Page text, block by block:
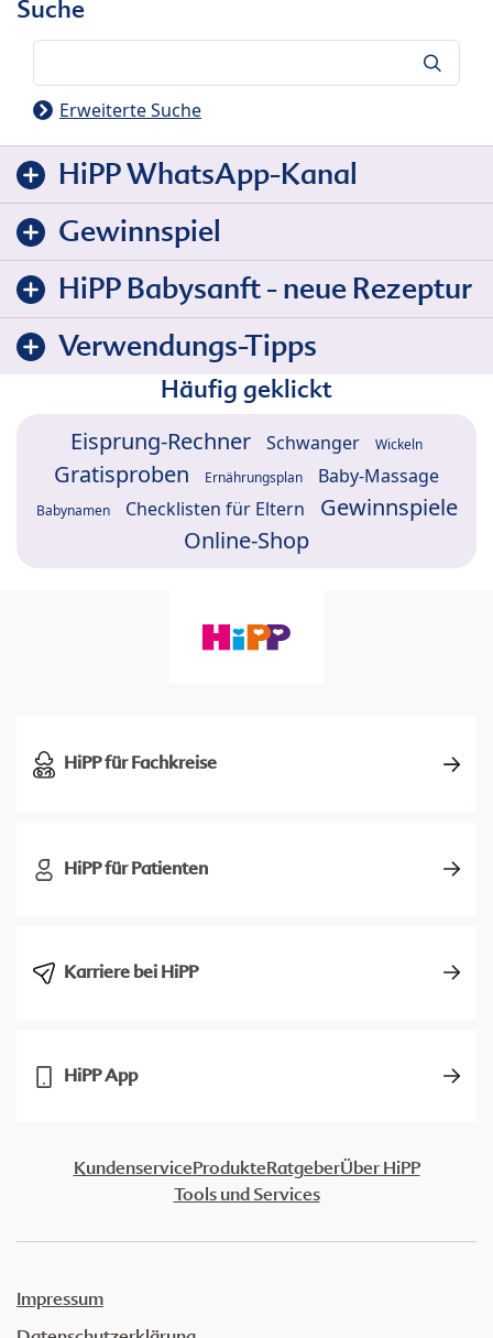
Suche
Erweiterte Suche
HiPP WhatsApp-Kanal
Gewinnspiel
HiPP Babysanft - neue Rezeptur
Verwendungs-Tipps
Häufig geklickt
Eisprung-Rechner Schwanger Wickeln
Gratisproben Ernährungsplan Baby-Massage
Babynamen Checklisten für Eltern
Gewinnspiele
Online-Shop
HiPP für Fachkreise
HiPP für Patienten
Karriere bei HiPP
HiPP App
KundenserviceProdukteRatgeberÜber HiPP
Tools und Services
Impressum